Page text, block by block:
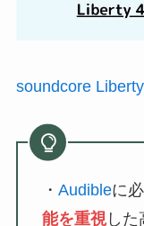
soundcore
・ Audibleに
能を重視した